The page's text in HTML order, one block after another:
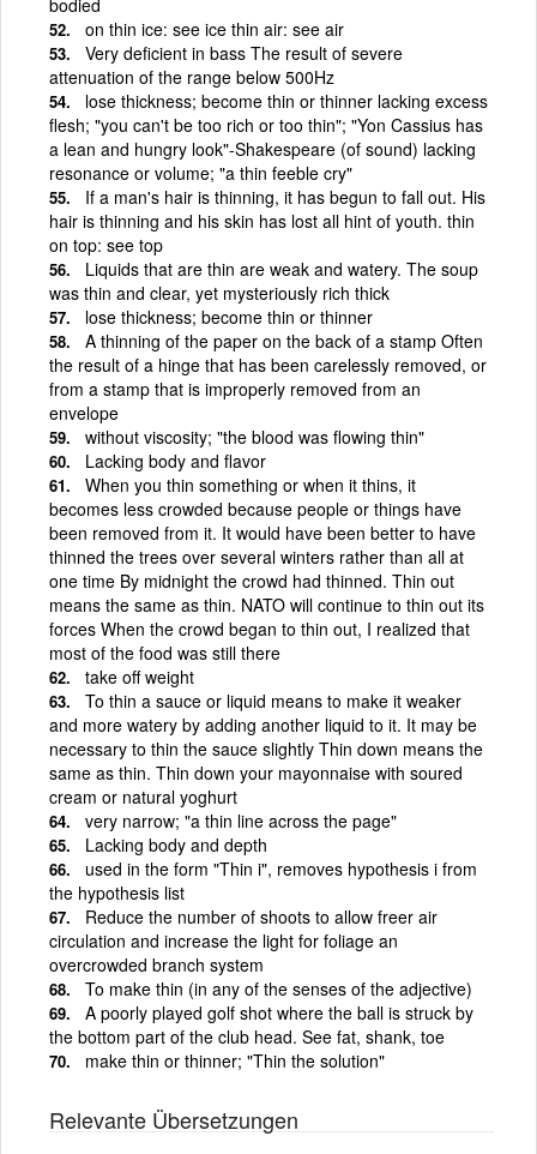
on thin ice: see ice thin air: see air
Very deficient in bass The result of severe
attenuation of the range below 500Hz
lose thickness; become thin or thinner lacking excess
flesh; "you can't be too rich or too thin"; "Yon Cassius has
a lean and hungry look"-Shakespeare (of sound) lacking
resonance or volume; "a thin feeble cry"
If a man's hair is thinning, it has begun to fall out. His
hair is thinning and his skin has lost all hint of youth. thin
on top: see top
Liquids that are thin are weak and watery. The soup
was thin and clear, yet mysteriously rich thick
lose thickness; become thin or thinner
A thinning of the paper on the back of a stamp Often
the result of a hinge that has been carelessly removed, or
from a stamp that is improperly removed from an
envelope
without viscosity; "the blood was flowing thin"
Lacking body and flavor
When you thin something or when it thins, it
becomes less crowded because people or things have
been removed from it. It would have been better to have
thinned the trees over several winters rather than all at
one time By midnight the crowd had thinned. Thin out
means the same as thin. NATO will continue to thin out its
forces When the crowd began to thin out, I realized that
most of the food was still there
take off weight
To thin a sauce or liquid means to make it weaker
and more watery by adding another liquid to it. It may be
necessary to thin the sauce slightly Thin down means the
same as thin. Thin down your mayonnaise with soured
cream or natural yoghurt
very narrow; "a thin line across the page"
Lacking body and depth
used in the form "Thin i", removes hypothesis i from
the hypothesis list
Reduce the number of shoots to allow freer air
circulation and increase the light for foliage an
overcrowded branch system
To make thin (in any of the senses of the adjective)
A poorly played golf shot where the ball is struck by
the bottom part of the club head. See fat, shank, toe
make thin or thinner; "Thin the solution"
Relevante Übersetzungen